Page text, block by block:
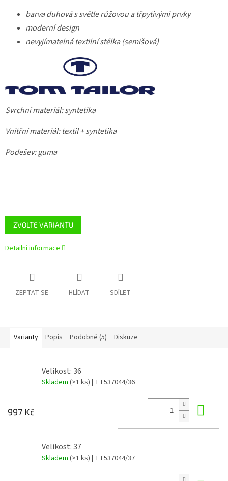
ZVOLTE VARIANTU
barva duhová s světle růžovou a třpytivými prvky
moderní design
nevyjímatelná textilní stélka (semišová)
Svrchní materiál: syntetika
Vnitřní materiál: textil + syntetika
Podešev: guma
Detailní informace
ZEPTAT SE HLÍDAT SDÍLET
Varianty Popis Podobné (5) Diskuze
Velikost: 36
Skladem (>1 ks) | TT537044/36
997 Kč
Velikost: 37
Skladem (>1 ks) | TT537044/37